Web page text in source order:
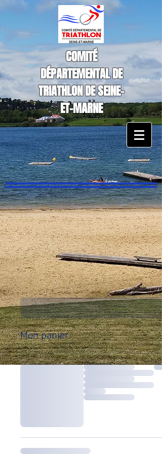
COMITÉ
DÉPARTEMENTAL DE
TRIATHLON DE SEINE-
ET-MARNE
Mon panier